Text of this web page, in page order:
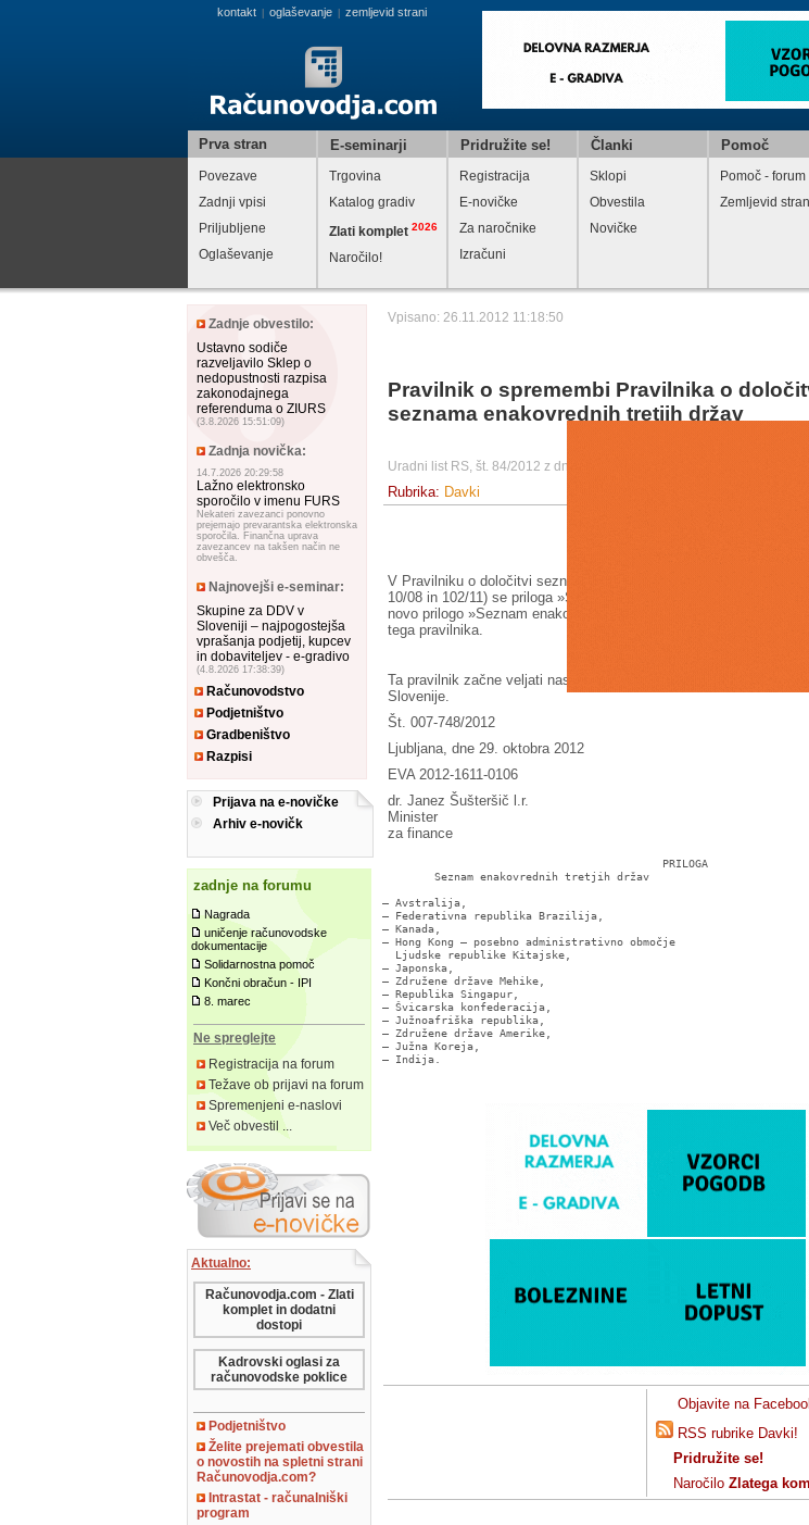
kontakt oglaševanje zemljevid strani
Prva stran E-seminarji Pridružite se! Članki Pomoč
Povezave
Zadnji vpisi
Priljubljene
Oglaševanje
Trgovina
Katalog gradiv
Zlati komplet 2026
Naročilo!
Registracija
E-novičke
Za naročnike
Izračuni
Sklopi
Obvestila
Novičke
Pomoč - forum
Zemljevid
Zadnje obvestilo:
Ustavno sodiče
razveljavilo Sklep o
nedopustnosti razpisa
zakonodajnega
referenduma o ZIURS
(3.8.2026 15:51:09)
Zadnja novička:
14.7.2026 20:29:58
Lažno elektronsko
sporočilo v imenu FURS
Nekateri zavezanci ponovno
prejemajo prevarantska elektronska
sporočila. Finančna uprava
zavezancev na takšen način ne
obvešča.
Najnovejši e-seminar:
Skupine za DDV v
Sloveniji – najpogostejša
vprašanja podjetij, kupcev
in dobaviteljev - e-gradivo
(4.8.2026 17:38:39)
Računovodstvo
Podjetništvo
Gradbeništvo
Razpisi
Prijava na e-novičke
Arhiv e-novičk
zadnje na forumu
Nagrada
uničenje računovodske
dokumentacije
Solidarnostna pomoč
Končni obračun - IPI
8. marec
Ne spreglejte
Registracija na forum
Težave ob prijavi na forum
Spremenjeni e-naslovi
Več obvestil ...
Aktualno:
Računovodja.com - Zlati
komplet in dodatni
dostopi
Kadrovski oglasi za
računovodske poklice
Podjetništvo
Želite prejemati obvestila
o novostih na spletni strani
Računovodja.com?
Intrastat - računalniški
program
Vpisano: 26.11.2012 11:18:50
Pravilnik o spremembi Pravilnika o
seznama enakovrednih tretjih držav
Uradni list RS, št. 84/2012 z dne 9. 11. 2012
Rubrika: Davki
V Pravilniku o določitvi seznama enakovrednih tretjih držav
10/08 in 102/11) se priloga »Seznam enakovrednih tretjih držav«,
novo prilogo »Seznam enakovrednih tretjih držav«, ki je kot priloga
tega pravilnika.
Ta pravilnik začne veljati naslednji dan po objavi v Uradnem listu
Slovenije.
Št. 007-748/2012
Ljubljana, dne 29. oktobra 2012
EVA 2012-1611-0106
dr. Janez Šušteršič l.r.
Minister
za finance
                                           PRILOGA
        Seznam enakovrednih tretjih držav
– Avstralija,
– Federativna republika Brazilija,
– Kanada,
– Hong Kong – posebno administrativno območje
  Ljudske republike Kitajske,
– Japonska,
– Združene države Mehike,
– Republika Singapur,
– Švicarska konfederacija,
– Južnoafriška republika,
– Združene države Amerike,
– Južna Koreja,
– Indija.
Objavite na
RSS rubrike Davki!
Pridružite se!
Naročilo Zlatega